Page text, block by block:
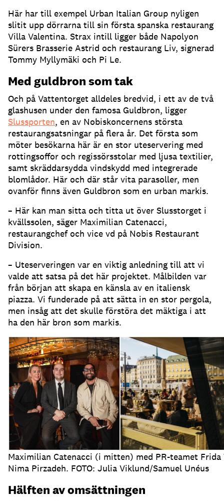
Här har till exempel Urban Italian Group nyligen
slitit upp dörrarna till sin första spanska restaurang
Villa Valentina. Strax intill ligger både Napolyon
Sürers Brasserie Astrid och restaurang Liv, signerad
Tommy Myllymäki och Pi Le.
Med guldbron som tak
Och på Vattentorget alldeles bredvid, i ett av de två
glashusen under den famosa Guldbron, ligger
Slussporten, en av Nobiskoncernens största
restaurangsatsningar på flera år. Det första som
möter besökarna här är en stor uteservering med
rottingsoffor och regissörsstolar med ljusa textilier,
samt skräddarsydda vindskydd med integrerade
blomlådor. Här och där står vita parasoller, men
ovanför finns även Guldbron som en urban markis.
– Här kan man sitta och titta ut över Slusstorget i
kvällssolen, säger Maximilian Catenacci,
restaurangchef och vice vd på Nobis Restaurant
Division.
– Uteserveringen var en viktig anledning till att vi
valde att satsa på det här projektet. Målbilden var
från början att skapa en känsla av en italiensk
piazza. Vi funderade på att sätta in en stor pergola,
men insåg att det skulle förstöra det mäktiga i att
ha den här bron som markis.
Maximilian Catenacci (i mitten) med PR-teamet Frida
Nima Pirzadeh. FOTO: Julia Viklund/Samuel Unéus
Hälften av omsättningen